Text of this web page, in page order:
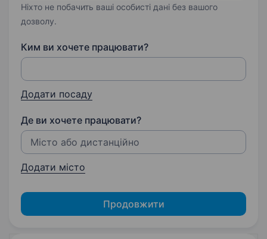
Ніхто не побачить ваші особисті дані без вашого
дозволу.
Ким ви хочете працювати?
Додати посаду
Де ви хочете працювати?
Додати місто
Продовжити